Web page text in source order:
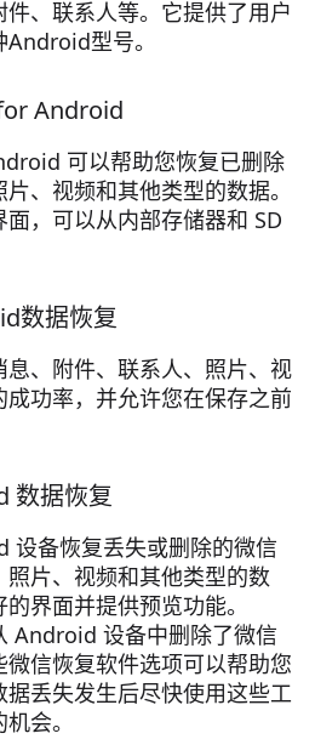
、联系人等。它提供了用户
型号。
Android
可以帮助您恢复已删除
、视频和其他类型的数据。
，可以从内部存储器和 SD
数据恢复
、附件、联系人、照片、视
功率，并允许您在保存之前
数据恢复
设备恢复丢失或删除的微信
片、视频和其他类型的数
界面并提供预览功能。
Android 设备中删除了微信
信恢复软件选项可以帮助您
丢失发生后尽快使用这些工
会。